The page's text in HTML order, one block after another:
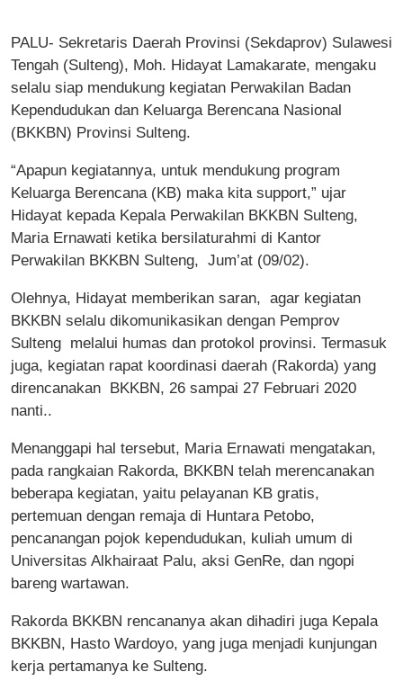
PALU- Sekretaris Daerah Provinsi (Sekdaprov) Sulawesi
Tengah (Sulteng), Moh. Hidayat Lamakarate, mengaku
selalu siap mendukung kegiatan Perwakilan Badan
Kependudukan dan Keluarga Berencana Nasional
(BKKBN) Provinsi Sulteng.
“Apapun kegiatannya, untuk mendukung program
Keluarga Berencana (KB) maka kita support,” ujar
Hidayat kepada Kepala Perwakilan BKKBN Sulteng,
Maria Ernawati ketika bersilaturahmi di Kantor
Perwakilan BKKBN Sulteng, Jum’at (09/02).
Olehnya, Hidayat memberikan saran, agar kegiatan
BKKBN selalu dikomunikasikan dengan Pemprov
Sulteng melalui humas dan protokol provinsi. Termasuk
juga, kegiatan rapat koordinasi daerah (Rakorda) yang
direncanakan BKKBN, 26 sampai 27 Februari 2020
nanti..
Menanggapi hal tersebut, Maria Ernawati mengatakan,
pada rangkaian Rakorda, BKKBN telah merencanakan
beberapa kegiatan, yaitu pelayanan KB gratis,
pertemuan dengan remaja di Huntara Petobo,
pencanangan pojok kependudukan, kuliah umum di
Universitas Alkhairaat Palu, aksi GenRe, dan ngopi
bareng wartawan.
Rakorda BKKBN rencananya akan dihadiri juga Kepala
BKKBN, Hasto Wardoyo, yang juga menjadi kunjungan
kerja pertamanya ke Sulteng.